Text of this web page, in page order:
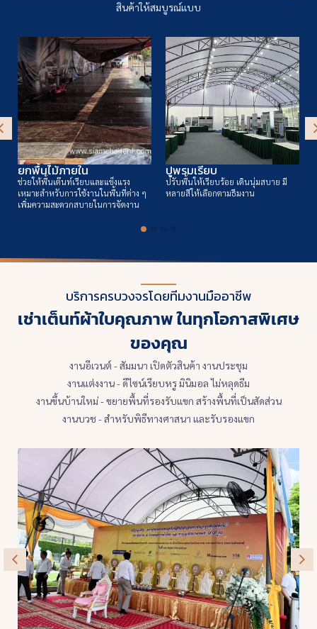
สินค้าให้สมบูรณ์แบบ
ยกพื้นไม้ภายใน
ช่วยให้พื้นเต๊นท์เรียบและแข็งแรง
เหมาะสำหรับการใช้งานในพื้นที่ต่าง ๆ
เพิ่มความสะดวกสบายในการจัดงาน
ปูพรมเรียบ
ปรับพื้นให้เรียบร้อย เดินนุ่มสบาย มี
หลายสีให้เลือกตามธีมงาน
บริการครบวงจรโดยทีมงานมืออาชีพ
เช่าเต็นท์ผ้าใบคุณภาพ ในทุกโอกาสพิเศษ
ของคุณ
งานอีเวนต์ - สัมมนา เปิดตัวสินค้า งานประชุม
งานแต่งงาน - ดีไซน์เรียบหรู มินิมอล ไม่หลุดธีม
งานขึ้นบ้านใหม่ - ขยายพื้นที่รองรับแขก สร้างพื้นที่เป็นสัดส่วน
งานบวช - สำหรับพิธีทางศาสนา และรับรองแขก